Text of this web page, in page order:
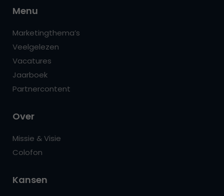
Menu
Marketingthema’s
Veelgelezen
Vacatures
Jaarboek
Partnercontent
Over
Missie & Visie
Colofon
Kansen